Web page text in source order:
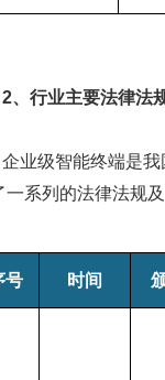
行业主要法律法
级智能终端是我
一系列的法律法规
号 时间